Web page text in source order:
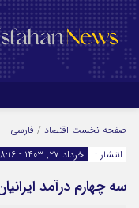
رمز عبور
صفحه نخست اقتصاد / فارسی
انتشار :
خرداد ۲۷, ۱۴۰۳ - 8:16 ق.ظ
سه چهارم درآمد